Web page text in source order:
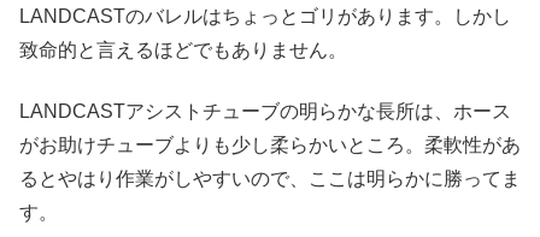
LANDCASTのバレルはちょっとゴリがあります。しかし
致命的と言えるほどでもありません。
LANDCASTアシストチューブの明らかな長所は、ホース
がお助けチューブよりも少し柔らかいところ。柔軟性があ
るとやはり作業がしやすいので、ここは明らかに勝ってま
す。